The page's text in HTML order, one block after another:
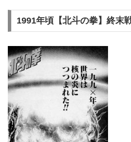
1991年頃【北斗の拳】終末